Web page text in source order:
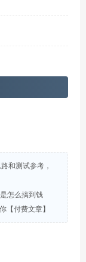
和测试参考，
个还没‮财有‬务自由的你【付费文章】